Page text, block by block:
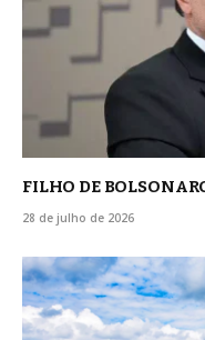
FILHO DE
28 de julho de 2026